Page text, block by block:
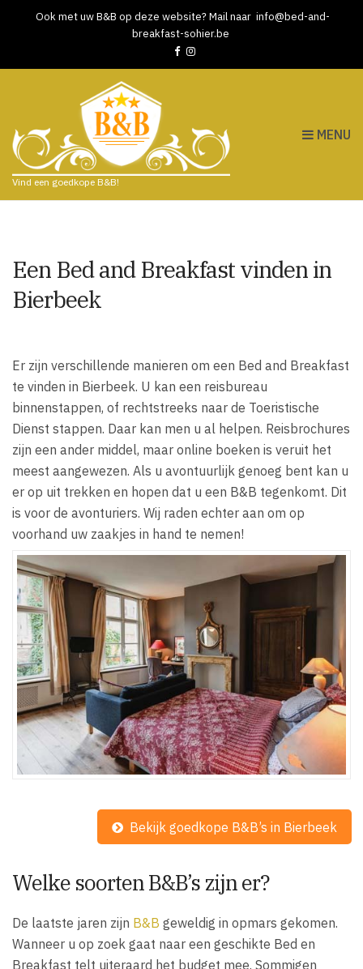
Ook met uw B&B op deze website? Mail naar info@bed-and-
breakfast-sohier.be
Vind een goedkope B&B!
MENU
Een Bed and Breakfast vinden in
Bierbeek
Er zijn verschillende manieren om een Bed and Breakfast
te vinden in Bierbeek. U kan een reisbureau
binnenstappen, of rechtstreeks naar de Toeristische
Dienst stappen. Daar kan men u al helpen. Reisbrochures
zijn een ander middel, maar online boeken is veruit het
meest aangewezen. Als u avontuurlijk genoeg bent kan u
er op uit trekken en hopen dat u een B&B tegenkomt. Dit
is voor de avonturiers. Wij raden echter aan om op
voorhand uw zaakjes in hand te nemen!
Bekijk goedkope B&B’s in Bierbeek
Welke soorten B&B’s zijn er?
De laatste jaren zijn B&B geweldig in opmars gekomen.
Wanneer u op zoek gaat naar een geschikte Bed en
Breakfast telt uiteraard het budget mee. Sommigen